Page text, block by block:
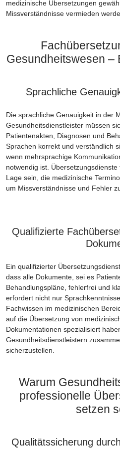
medizinische Übersetzungen
Missverständnisse vermieden
Gesundheitswesen –
Sprachliche
Die sprachliche Genauigkeit in der
Gesundheitsdienstleister müssen
Patientenakten, Diagnosen und
Sprachen korrekt und verständlich
wenn mehrsprachige
notwendig ist.
Lage sein, die medizinische
um Missverständnisse und Fehler
Qualifizierte
Ein qualifizierter
dass alle Dokumente, sei es
Behandlungspläne, fehlerfrei und
erfordert nicht nur
Fachwissen im medizinischen
auf die Übersetzung von
Dokumentationen spezialisiert
Gesundheitsdienstleistern
sicherzustellen.
Warum
professionelle
setzen
Qualitätssicherung